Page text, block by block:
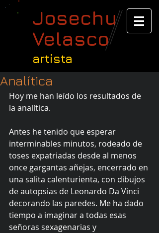
Josechu
Velasco
artista
Analítica
Hoy me han leído los resultados de
la analítica.
Antes he tenido que esperar
interminables minutos, rodeado de
toses expatriadas desde al menos
once gargantas añejas, encerrado en
una salita calenturienta, con dibujos
de autopsias de Leonardo Da Vinci
decorando las paredes. Me ha dado
tiempo a imaginar a todas esas
señoras sexagenarias y